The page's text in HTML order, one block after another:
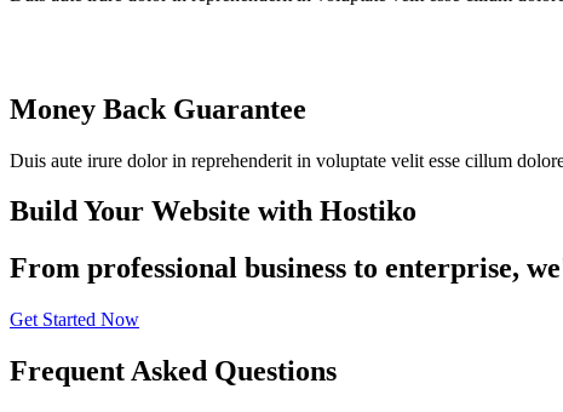
Money Back Guarantee
Duis aute irure dolor in reprehenderit in voluptate velit esse cillum
Build Your Website with Hostiko
From professional business to enterprise,
Get Started Now
Frequent Asked Questions